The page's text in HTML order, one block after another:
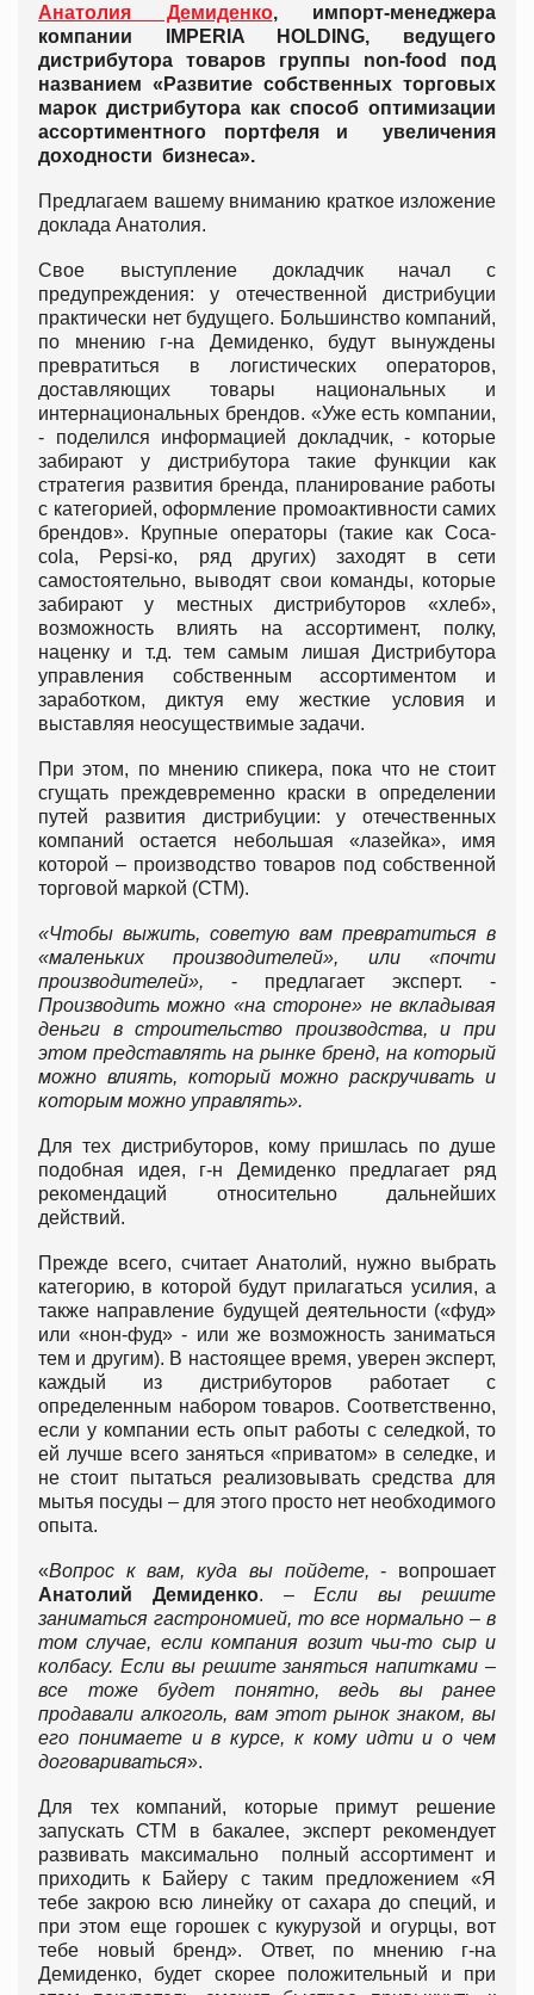
Анатолия Демиденко, импорт-менеджера
компании IMPERIA HOLDING, ведущего
дистрибутора товаров группы non-food под
названием «Развитие собственных торговых
марок дистрибутора как способ оптимизации
ассортиментного портфеля и увеличения
доходности бизнеса».
Предлагаем вашему вниманию краткое изложение
доклада Анатолия.
Свое выступление докладчик начал с
предупреждения: у отечественной дистрибуции
практически нет будущего. Большинство компаний,
по мнению г-на Демиденко, будут вынуждены
превратиться в логистических операторов,
доставляющих товары национальных и
интернациональных брендов. «Уже есть компании,
- поделился информацией докладчик, - которые
забирают у дистрибутора такие функции как
стратегия развития бренда, планирование работы
с категорией, оформление промоактивности самих
брендов». Крупные операторы (такие как Coca-
cola, Pepsi-кo, ряд других) заходят в сети
самостоятельно, выводят свои команды, которые
забирают у местных дистрибуторов «хлеб»,
возможность влиять на ассортимент, полку,
наценку и т.д. тем самым лишая Дистрибутора
управления собственным ассортиментом и
заработком, диктуя ему жесткие условия и
выставляя неосуществимые задачи.
При этом, по мнению спикера, пока что не стоит
сгущать преждевременно краски в определении
путей развития дистрибуции: у отечественных
компаний остается небольшая «лазейка», имя
которой – производство товаров под собственной
торговой маркой (СТМ).
«Чтобы выжить, советую вам превратиться в
«маленьких производителей», или «почти
производителей», - предлагает эксперт. -
Производить можно «на стороне» не вкладывая
деньги в строительство производства, и при
этом представлять на рынке бренд, на который
можно влиять, который можно раскручивать и
которым можно управлять».
Для тех дистрибуторов, кому пришлась по душе
подобная идея, г-н Демиденко предлагает ряд
рекомендаций относительно дальнейших
действий.
Прежде всего, считает Анатолий, нужно выбрать
категорию, в которой будут прилагаться усилия, а
также направление будущей деятельности («фуд»
или «нон-фуд» - или же возможность заниматься
тем и другим). В настоящее время, уверен эксперт,
каждый из дистрибуторов работает с
определенным набором товаров. Соответственно,
если у компании есть опыт работы с селедкой, то
ей лучше всего заняться «приватом» в селедке, и
не стоит пытаться реализовывать средства для
мытья посуды – для этого просто нет необходимого
опыта.
«Вопрос к вам, куда вы пойдете, - вопрошает
Анатолий Демиденко. – Если вы решите
заниматься гастрономией, то все нормально – в
том случае, если компания возит чьи-то сыр и
колбасу. Если вы решите заняться напитками –
все тоже будет понятно, ведь вы ранее
продавали алкоголь, вам этот рынок знаком, вы
его понимаете и в курсе, к кому идти и о чем
договариваться».
Для тех компаний, которые примут решение
запускать СТМ в бакалее, эксперт рекомендует
развивать максимально полный ассортимент и
приходить к Байеру с таким предложением «Я
тебе закрою всю линейку от сахара до специй, и
при этом еще горошек с кукурузой и огурцы, вот
тебе новый бренд». Ответ, по мнению г-на
Демиденко, будет скорее положительный и при